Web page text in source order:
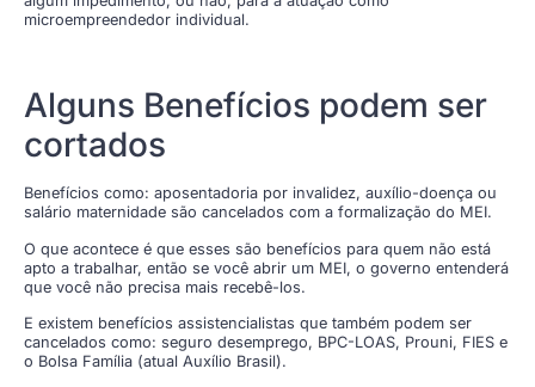
microempreendedor individual.
Alguns Benefícios podem ser
cortados
Benefícios como: aposentadoria por invalidez, auxílio-doença ou
salário maternidade são cancelados com a formalização do MEI.
O que acontece é que esses são benefícios para quem não está
apto a trabalhar, então se você abrir um MEI, o governo entenderá
que você não precisa mais recebê-los.
E existem benefícios assistencialistas que também podem ser
cancelados como: seguro desemprego, BPC-LOAS, Prouni, FIES e
o Bolsa Família (atual Auxílio Brasil).